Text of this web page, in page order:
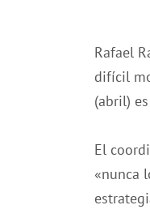
Rafael
difícil
(abril)
El
«nunca